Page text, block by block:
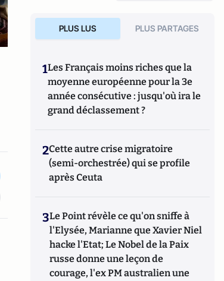
PLUS LUS PLUS PARTAGES
1Les Français moins riches que la
moyenne européenne pour la 3e
année consécutive : jusqu'où ira le
grand déclassement ?
2Cette autre crise migratoire
(semi-orchestrée) qui se profile
après Ceuta
3Le Point révèle ce qu'on sniffe à
l'Elysée, Marianne que Xavier Niel
hacke l'Etat; Le Nobel de la Paix
russe donne une leçon de
courage, l'ex PM australien une